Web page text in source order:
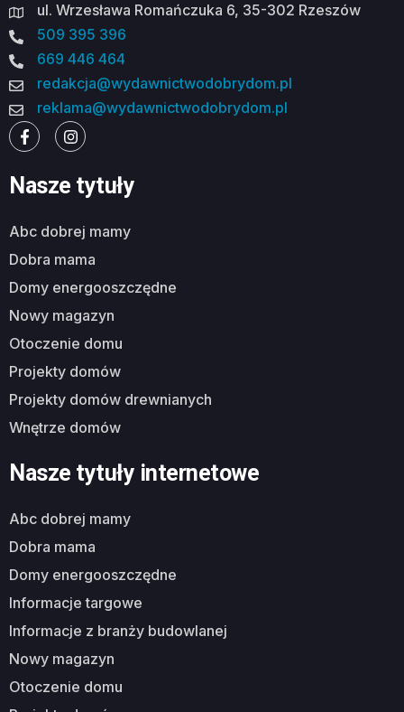
ul. Wrzesława Romańczuka 6, 35-302 Rzeszów
509 395 396
669 446 464
redakcja@wydawnictwodobrydom.pl
reklama@wydawnictwodobrydom.pl
Nasze tytuły
abc dobrej mamy
dobra mama
domy energooszczędne
nowy magazyn
otoczenie domu
projekty domów
projekty domów drewnianych
wnętrze domów
Nasze tytuły internetowe
abc dobrej mamy
dobra mama
domy energooszczędne
informacje targowe
informacje z branży budowlanej
nowy magazyn
otoczenie domu